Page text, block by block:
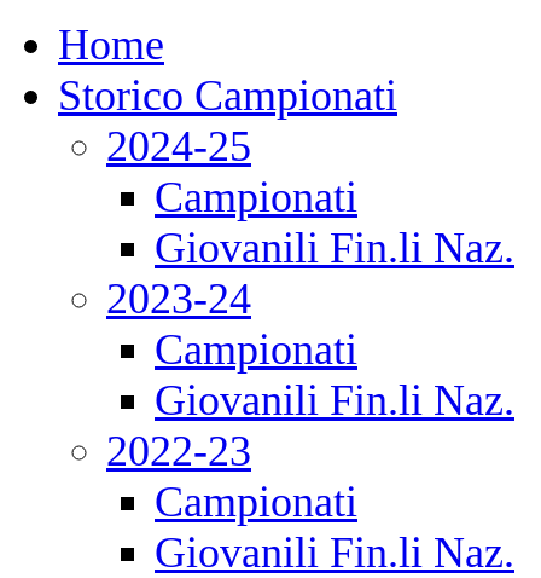
Home
Storico Campionati
2024-25
Campionati
Giovanili Fin.li Naz.
2023-24
Campionati
Giovanili Fin.li Naz.
2022-23
Campionati
Giovanili Fin.li Naz.